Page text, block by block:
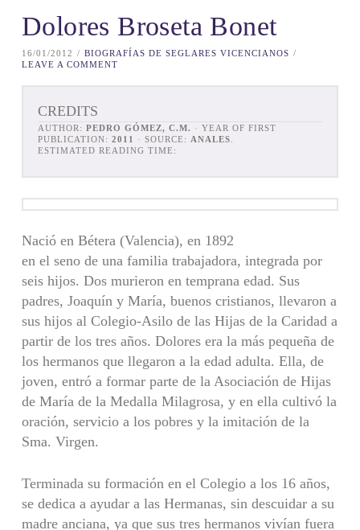
Dolores Broseta Bonet
16/01/2012
BIOGRAFÍAS DE SEGLARES VICENCIANOS
LEAVE A COMMENT
CREDITS
AUTHOR: PEDRO GÓMEZ, C.M.
PUBLICATION: 2011 · SOURCE: ANALES
ESTIMATED READING TIME:
Nació en Bétera (Valencia), en 1892
en el seno de una familia trabajadora, integrada por
seis hijos. Dos murieron en temprana edad. Sus
padres, Joaquín y María, buenos cristianos, llevaron a
sus hijos al Colegio-Asilo de las Hijas de la Caridad a
partir de los tres años. Dolores era la más pequeña de
los hermanos que llegaron a la edad adulta. Ella, de
joven, entró a formar parte de la Asociación de Hijas
de María de la Medalla Milagrosa, y en ella cultivó la
oración, servicio a los pobres y la imitación de la
Sma. Virgen.
Terminada su formación en el Colegio a los 16 años,
se dedica a ayudar a las Hermanas, sin descuidar a su
madre anciana, ya que sus tres hermanos vivían fuera